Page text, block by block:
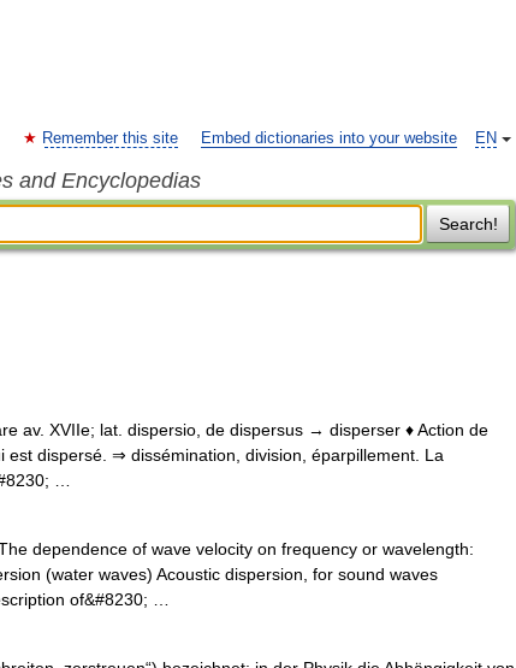
EN
Remember this site Embed dictionaries into your website
and Encyclopedias
Search!
av. XVIIe; lat. dispersio, de dispersus → disperser ♦ Action de
est dispersé. ⇒ dissémination, division, éparpillement. La
…
dependence of wave velocity on frequency or wavelength:
(water waves) Acoustic dispersion, for sound waves
of&#8230; …